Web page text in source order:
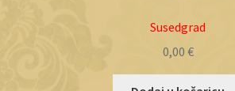
Susedgrad
0,00 €